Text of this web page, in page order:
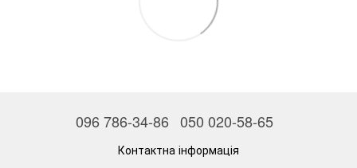
096 786-34-86 050 020-58-65
Контактна інформація